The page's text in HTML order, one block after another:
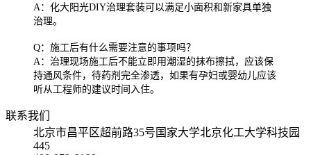
A：化大阳光DIY治理套装可以满足小面积和新家具单独
治理。
Q：施工后有什么需要注意的事项吗？
A：治理现场施工后不能立即用潮湿的抹布擦拭，应该保
持通风条件，待药剂完全渗透，如果有孕妇或婴幼儿应该
听从工程师的建议时间入住。
联系我们
北京市昌平区超前路35号国家大学北京化工大学科技园
445